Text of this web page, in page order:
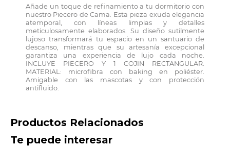
Añade un toque de refinamiento a tu dormitorio con
nuestro Piecero de Cama. Esta pieza exuda elegancia
atemporal, con líneas limpias y detalles
meticulosamente elaborados. Su diseño sutilmente
lujoso transformará tu espacio en un santuario de
descanso, mientras que su artesanía excepcional
garantiza una experiencia de lujo cada noche.
INCLUYE PIECERO Y 1 COJIN RECTANGULAR.
MATERIAL: microfibra con baking en poliéster.
Amigable con las mascotas y con protección
antifluido.
Productos Relacionados
Te puede interesar